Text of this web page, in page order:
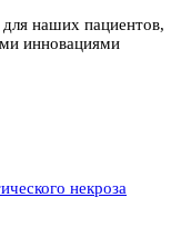
наших пациентов,
инновациями